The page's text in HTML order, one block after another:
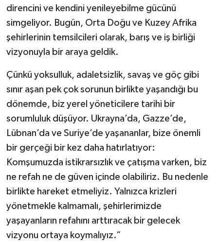
direncini ve kendini yenileyebilme gücünü
simgeliyor. Bugün, Orta Doğu ve Kuzey Afrika
şehirlerinin temsilcileri olarak, barış ve iş birliği
vizyonuyla bir araya geldik.
Çünkü yoksulluk, adaletsizlik, savaş ve göç gibi
sınır aşan pek çok sorunun birlikte yaşandığı bu
dönemde, biz yerel yöneticilere tarihi bir
sorumluluk düşüyor. Ukrayna’da, Gazze’de,
Lübnan’da ve Suriye’de yaşananlar, bize önemli
bir gerçeği bir kez daha hatırlatıyor:
Komşumuzda istikrarsızlık ve çatışma varken, biz
ne refah ne de güven içinde olabiliriz. Bu nedenle
birlikte hareket etmeliyiz. Yalnızca krizleri
yönetmekle kalmamalı, şehirlerimizde
yaşayanların refahını arttıracak bir gelecek
vizyonu ortaya koymalıyız.”